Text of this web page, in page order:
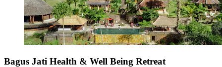
Bagus Jati Health & Well Being Retreat